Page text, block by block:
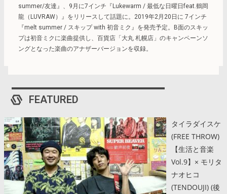
summer/友達』、9月に7インチ『Lukewarm / 最低な日曜日feat.鶴岡
龍（LUVRAW）』をリリースして話題に。2019年2月20日に 7インチ
『melt summer / スキップ with 初音ミク』を発売予定。B面のスキッ
プは初音ミクに楽曲提供し、百貨店「大丸 札幌店」のキャンペーンソ
ングとなった楽曲のアナザーバージョンを収録。
FEATURED
タイラダイスケ
(FREE THROW)
【生活と音楽
Vol.9】× モリタ
ナオヒコ
(TENDOUJI) (後